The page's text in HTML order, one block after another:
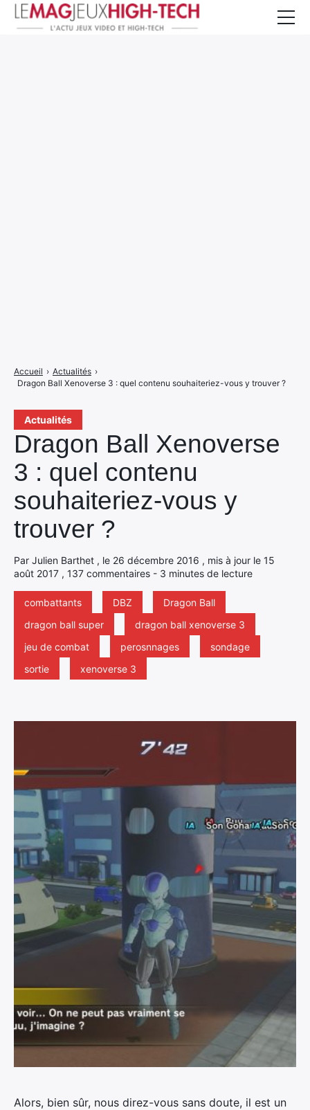
Actualités
Dragon Ball Xenoverse
3 : quel contenu
souhaiteriez-vous y
trouver ?
Par Julien Barthet , le 26 décembre 2016 , mis à jour le 15
août 2017 , 137 commentaires - 3 minutes de lecture
combattants DBZ
Dragon Ball
dragon ball super
dragon ball xenoverse 3
jeu de combat
perosnnages
sondage
sortie
xenoverse 3
Accueil › Actualités ›
Dragon Ball Xenoverse 3 : quel contenu souhaiteriez-vous y trouver ?
Alors, bien sûr, nous direz-vous sans doute, il est un